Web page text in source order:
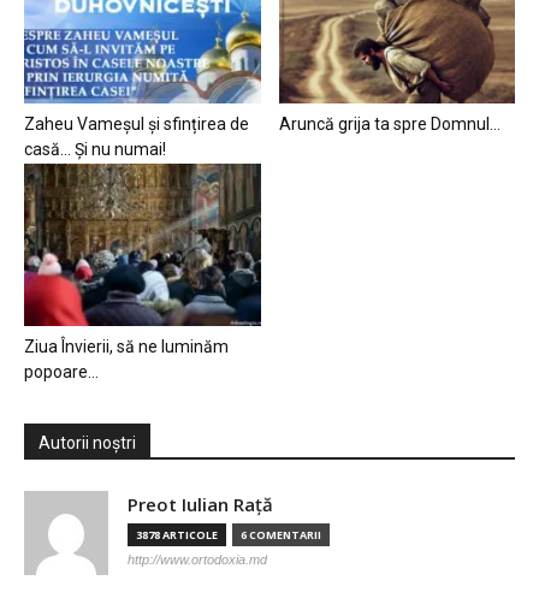
Zaheu Vameșul și sfințirea de
casă… Și nu numai!
Aruncă grija ta spre Domnul…
Ziua Învierii, să ne luminăm
popoare…
Autorii noștri
Preot Iulian Raţă
3878 ARTICOLE 6 COMENTARII
http://www.ortodoxia.md